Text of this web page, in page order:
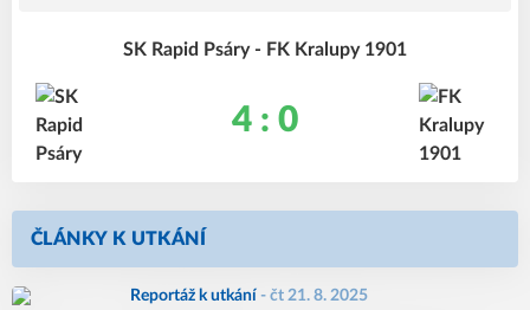
SK Rapid Psáry - FK Kralupy 1901
4 : 0
ČLÁNKY K UTKÁNÍ
Reportáž k utkání - čt 21. 8. 2025